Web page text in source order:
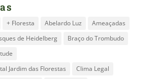
+ Floresta Abelardo Luz
Ameaçadas
de Heidelberg
Braço do Trombudo
Jardim das Florestas
Clima Legal